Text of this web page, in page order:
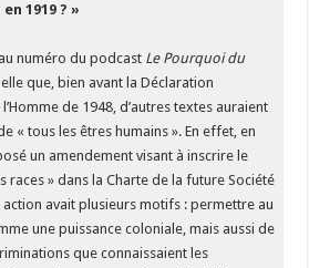
1919 ? »
numéro du podcast Le Pourquoi du
que, bien avant la Déclaration
de 1948, d’autres textes auraient
« tous les êtres humains ». En effet, en
un amendement visant à inscrire le
races » dans la Charte de la future Société
action avait plusieurs motifs : permettre au
une puissance coloniale, mais aussi de
que connaissaient les